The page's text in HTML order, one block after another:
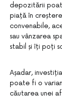
depozitării
piață în
convenabile,
sau vânzarea
stabil și îți poți
Așadar,
poate fi o
căutarea unei